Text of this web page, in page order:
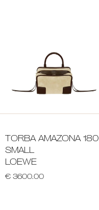
TORBA AMAZONA 180
SMALL
LOEWE
€ 3600.00